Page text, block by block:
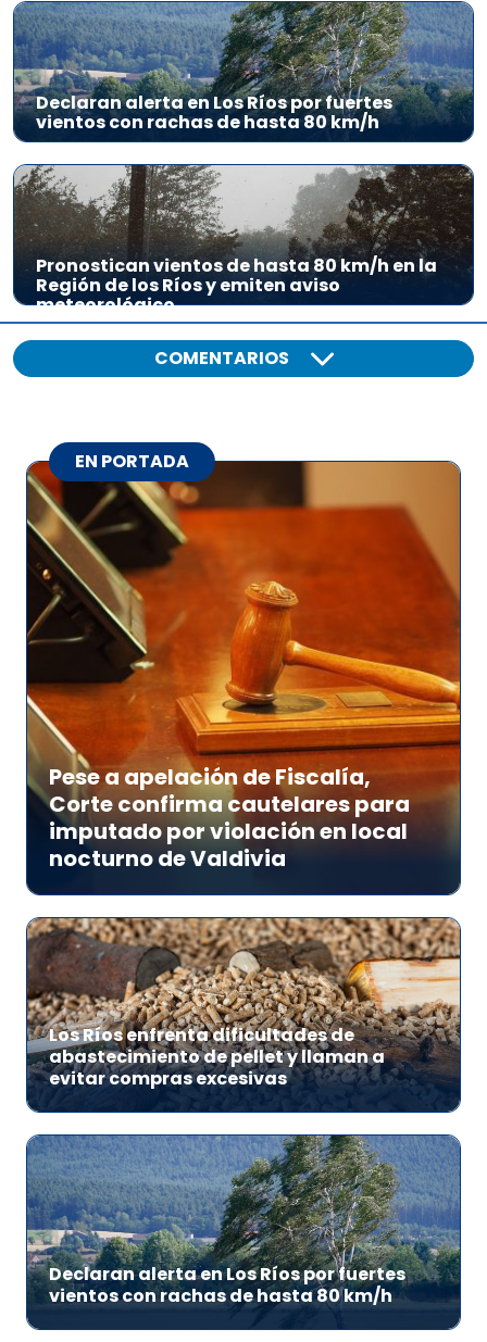
Declaran alerta en Los Ríos por fuertes
vientos con rachas de hasta 80 km/h
Pronostican vientos de hasta 80 km/h en la
Región de los Ríos y emiten aviso
meteorológico
COMENTARIOS
EN PORTADA
Pese a apelación de Fiscalía,
Corte confirma cautelares para
imputado por violación en local
nocturno de Valdivia
Los Ríos enfrenta dificultades de
abastecimiento de pellet y llaman a
evitar compras excesivas
Declaran alerta en Los Ríos por fuertes
vientos con rachas de hasta 80 km/h